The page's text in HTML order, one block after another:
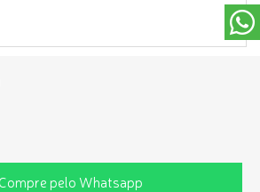
pelo Whatsapp